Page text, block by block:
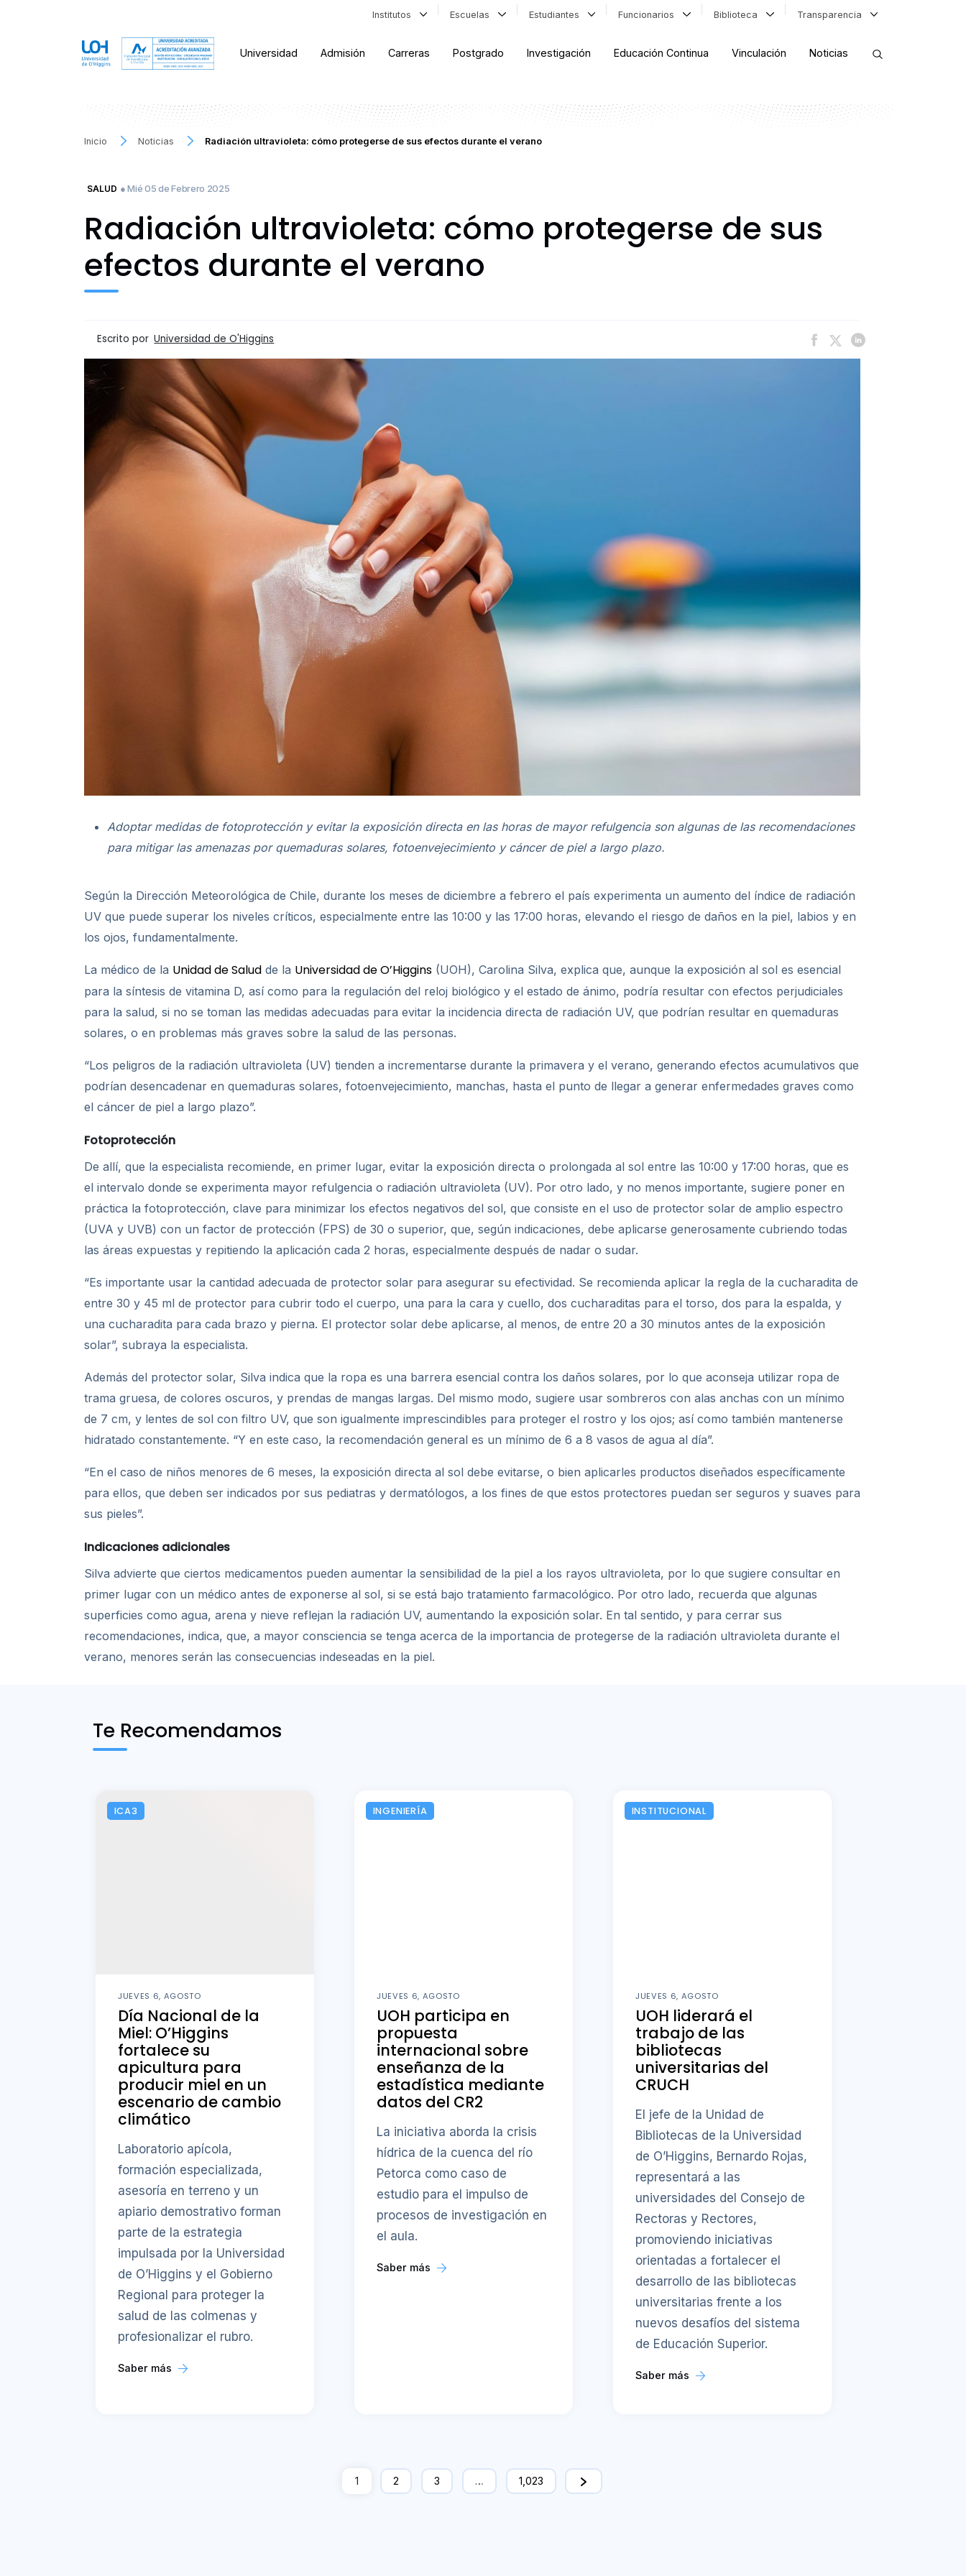
Institutos Escuelas Estudiantes Funcionarios Biblioteca Transparencia
Universidad Admisión Carreras Postgrado Investigación Educación Continua Vinculación Noticias
Inicio Noticias Radiación ultravioleta: cómo protegerse de sus efectos durante el verano
SALUD ● Mié 05 de Febrero 2025
Radiación ultravioleta: cómo protegerse de sus
efectos durante el verano
Escrito por Universidad de O'Higgins
Adoptar medidas de fotoproteccióny evitar la exposición directa en las horas de mayor refulgencia son algunas de las recomendaciones
para mitigar las amenazas por quemaduras solares, fotoenvejecimiento y cáncer de piel a largo plazo.
Según la Dirección Meteorológica de Chile, durante los meses de diciembre a febrero el país experimenta un aumento del índice de radiación
UV que puede superar los niveles críticos, especialmente entre las 10:00 y las 17:00 horas, elevando el riesgo de daños en la piel, labios y en
los ojos, fundamentalmente.
La médico de la Unidad de Salud de la Universidad de O’Higgins (UOH), Carolina Silva, explica que, aunque la exposición al sol es esencial
para la síntesis de vitamina D, así como para la regulación del reloj biológico y el estado de ánimo, podría resultar con efectos perjudiciales
para la salud, si no se toman las medidas adecuadas para evitar la incidencia directa de radiación UV, que podrían resultar en quemaduras
solares, o en problemas más graves sobre la salud de las personas.
“Los peligros de la radiación ultravioleta (UV) tienden a incrementarse durante la primavera y el verano, generando efectos acumulativos que
podrían desencadenar en quemaduras solares, fotoenvejecimiento, manchas, hasta el punto de llegar a generar enfermedades graves como
el cáncer de piel a largo plazo”.
Fotoprotección
De allí, que la especialista recomiende, en primer lugar, evitar la exposición directa o prolongada al sol entre las 10:00 y 17:00 horas, que es
el intervalo donde se experimenta mayor refulgencia o radiación ultravioleta (UV). Por otro lado, y no menos importante, sugiere poner en
práctica la fotoprotección, clave para minimizar los efectos negativos del sol, que consiste en el uso de protector solar de amplio espectro
(UVA y UVB) con un factor de protección (FPS) de 30 o superior, que, según indicaciones, debe aplicarse generosamente cubriendo todas
las áreas expuestas y repitiendo la aplicación cada 2 horas, especialmente después de nadar o sudar.
“Es importante usar la cantidad adecuada de protector solar para asegurar su efectividad. Se recomienda aplicar la regla de la cucharadita de
entre 30 y 45 ml de protector para cubrir todo el cuerpo, una para la cara y cuello, dos cucharaditas para el torso, dos para la espalda, y
una cucharadita para cada brazo y pierna. El protector solar debe aplicarse, al menos, de entre 20 a 30 minutos antes de la exposición
solar”, subraya la especialista.
Además del protector solar, Silva indica que la ropa es una barrera esencial contra los daños solares, por lo que aconseja utilizar ropa de
trama gruesa, de colores oscuros, y prendas de mangas largas. Del mismo modo, sugiere usar sombreros con alas anchas con un mínimo
de 7 cm, y lentes de sol con filtro UV, que son igualmente imprescindibles para proteger el rostro y los ojos; así como también mantenerse
hidratado constantemente. “Y en este caso, la recomendación general es un mínimo de 6 a 8 vasos de agua al día”.
“En el caso de niños menores de 6 meses, la exposición directa al sol debe evitarse, o bien aplicarles productos diseñados específicamente
para ellos, que deben ser indicados por sus pediatras y dermatólogos, a los fines de que estos protectores puedan ser seguros y suaves para
sus pieles”.
Indicaciones adicionales
Silva advierte que ciertos medicamentos pueden aumentar la sensibilidad de la piel a los rayos ultravioleta, por lo que sugiere consultar en
primer lugar con un médico antes de exponerse al sol, si se está bajo tratamiento farmacológico. Por otro lado, recuerda que algunas
superficies como agua, arena y nieve reflejan la radiación UV, aumentando la exposición solar. En tal sentido, y para cerrar sus
recomendaciones, indica, que, a mayor consciencia se tenga acerca de la importancia de protegerse de la radiación ultravioleta durante el
verano, menores serán las consecuencias indeseadas en la piel.
Te Recomendamos
ICA3
JUEVES 6, AGOSTO
Día Nacional de la
Miel: O’Higgins
fortalece su
apicultura para
producir miel en un
escenario de cambio
climático
Laboratorio apícola,
formación especializada,
asesoría en terreno y un
apiario demostrativo forman
parte de la estrategia
impulsada por la Universidad
de O’Higgins y el Gobierno
Regional para proteger la
salud de las colmenas y
profesionalizar el rubro.
Saber más
INGENIERÍA
JUEVES 6, AGOSTO
UOH participa en
propuesta
internacional sobre
enseñanza de la
estadística mediante
datos del CR2
La iniciativa aborda la crisis
hídrica de la cuenca del río
Petorca como caso de
estudio para el impulso de
procesos de investigación en
el aula.
Saber más
INSTITUCIONAL
JUEVES 6, AGOSTO
UOH liderará el
trabajo de las
bibliotecas
universitarias del
CRUCH
El jefe de la Unidad de
Bibliotecas de la Universidad
de O’Higgins, Bernardo Rojas,
representará a las
universidades del Consejo de
Rectoras y Rectores,
promoviendo iniciativas
orientadas a fortalecer el
desarrollo de las bibliotecas
universitarias frente a los
nuevos desafíos del sistema
de Educación Superior.
Saber más
1 2 3 … 1,023